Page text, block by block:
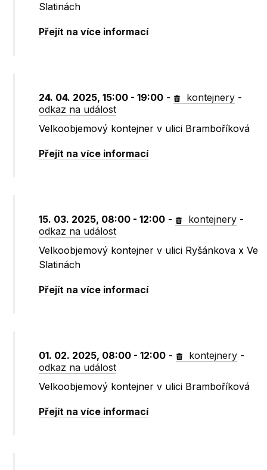
Slatinách
Přejít na více informací
24. 04. 2025, 15:00 - 19:00 - kontejnery -
odkaz na událost
Velkoobjemový kontejner v ulici Bramboříková
Přejít na více informací
15. 03. 2025, 08:00 - 12:00 - kontejnery -
odkaz na událost
Velkoobjemový kontejner v ulici Ryšánkova x Ve
Slatinách
Přejít na více informací
01. 02. 2025, 08:00 - 12:00 - kontejnery -
odkaz na událost
Velkoobjemový kontejner v ulici Bramboříková
Přejít na více informací